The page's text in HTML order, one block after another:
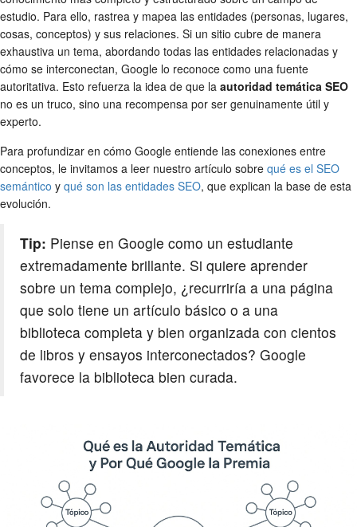
estudio. Para ello, rastrea y mapea las entidades (personas, lugares,
cosas, conceptos) y sus relaciones. Si un sitio cubre de manera
exhaustiva un tema, abordando todas las entidades relacionadas y
cómo se interconectan, Google lo reconoce como una fuente
autoritativa. Esto refuerza la idea de que la autoridad temática SEO
no es un truco, sino una recompensa por ser genuinamente útil y
experto.
Para profundizar en cómo Google entiende las conexiones entre
conceptos, le invitamos a leer nuestro artículo sobre qué es el SEO
semántico y qué son las entidades SEO, que explican la base de esta
evolución.
Tip: Piense en Google como un estudiante
extremadamente brillante. Si quiere aprender
sobre un tema complejo, ¿recurriría a una página
que solo tiene un artículo básico o a una
biblioteca completa y bien organizada con cientos
de libros y ensayos interconectados? Google
favorece la biblioteca bien curada.